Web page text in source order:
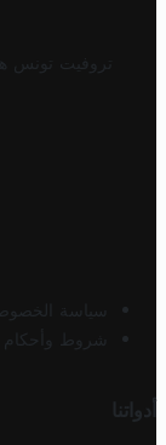
تروفيت تونس
سياسة
شروط وأحكام
أدواتنا